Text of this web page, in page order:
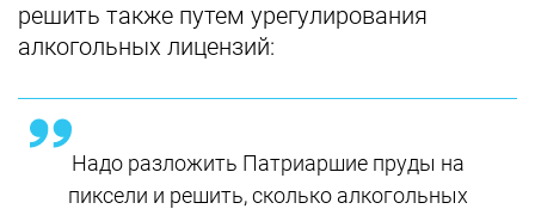
решить также путем урегулирования
алкогольных лицензий:
Надо разложить Патриаршие пруды на
пиксели и решить, сколько алкогольных